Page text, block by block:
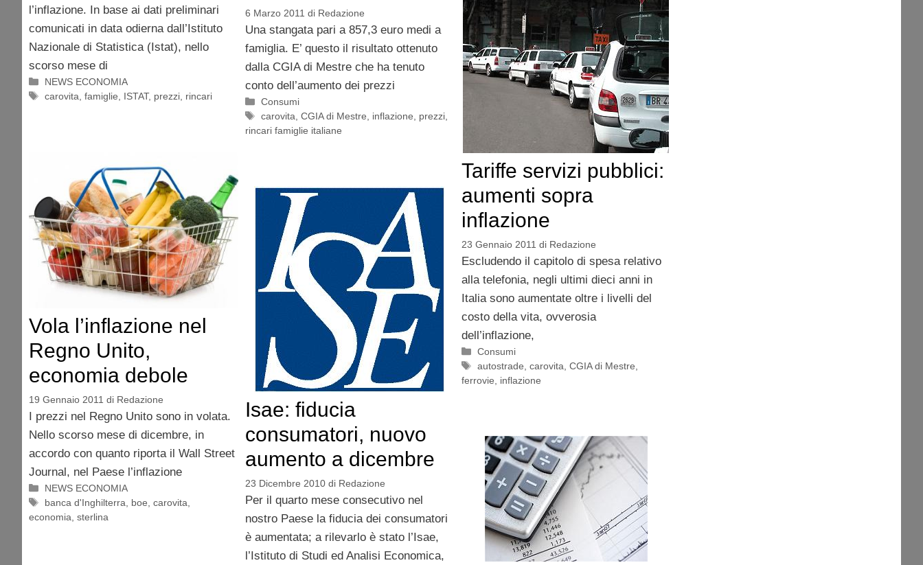
6 Marzo 2011 di Redazione
Una stangata pari a 857,3 euro medi a
famiglia. E’ questo il risultato ottenuto
dalla CGIA di Mestre che ha tenuto
conto dell’aumento dei prezzi
Categorie
Consumi
Tag
carovita ,CGIA di Mestre inflazione prezzi
rincari famiglie italiane
l’inflazione. In base ai dati preliminari
comunicati in data odierna dall’Istituto
Nazionale di Statistica (Istat), nello
scorso mese di
Categorie
NEWS ECONOMIA
Tag
carovita ,famiglie ISTAT, prezzi rincari
Tariffe servizi pubblici:
aumenti sopra
inflazione
23 Gennaio 2011 di Redazione
Escludendo il capitolo di spesa relativo
alla telefonia, negli ultimi dieci anni in
Italia sono aumentate oltre i livelli del
costo della vita, ovverosia
dell’inflazione,
Categorie
Consumi
Tag
autostrade ,carovita ,CGIA di Mestre
ferrovie
inflazione
Vola l’inflazione nel
Regno Unito,
economia debole
19 Gennaio 2011 di Redazione
I prezzi nel Regno Unito sono in volata.
Nello scorso mese di dicembre, in
accordo con quanto riporta il Wall Street
Journal, nel Paese l’inflazione
Categorie
NEWS ECONOMIA
Tag
banca d'Inghilterra boe ,carovita
economia sterlina
Isae: fiducia
consumatori, nuovo
aumento a dicembre
23 Dicembre 2010 di Redazione
Per il quarto mese consecutivo nel
nostro Paese la fiducia dei consumatori
è aumentata; a rilevarlo è stato l’Isae,
l’Istituto di Studi ed Analisi Economica,